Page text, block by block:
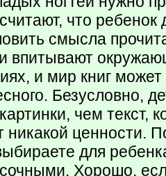
что ребенок
смысла
впитывают
и мир книг
Безусловно,
чем текст,
никакой ценности.
для
Хорошо,